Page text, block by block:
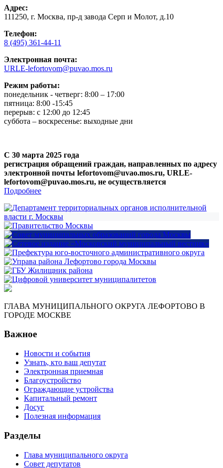
Адрес:
111250, г. Москва, пр-д завода Серп и Молот, д.10
Телефон:
8 (495) 361-44-11
Электронная почта:
URLE-lefortovom@puvao.mos.ru
Режим работы:
понедельник - четверг: 8:00 – 17:00
пятница: 8:00 -15:45
перерыв: с 12:00 до 12:45
суббота – воскресенье: выходные дни
С 30 марта 2025 года
регистрация обращений граждан, направленных по адресу
электронной почты lefortovom@uvao.mos.ru, URLE-
lefortovom@puvao.mos.ru, не осуществляется
Подробнее
ГЛАВА МУНИЦИПАЛЬНОГО ОКРУГА ЛЕФОРТОВО В
ГОРОДЕ МОСКВЕ
Важное
Новости и события
Узнать, кто ваш депутат
Электронная приемная
Благоустройство
Ограждающие устройства
Капитальный ремонт
Досуг
Полезная информация
Разделы
Глава муниципального округа
Совет депутатов